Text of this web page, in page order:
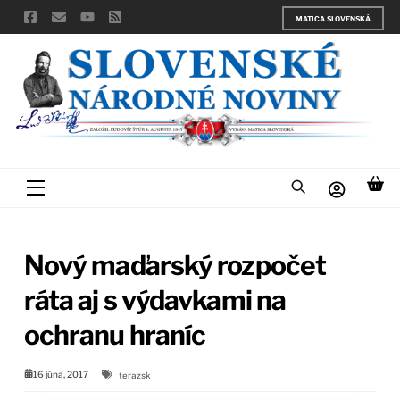
Skip
to
content
MATICA SLOVENSKÁ
Menu
Nový maďarský rozpočet
ráta aj s výdavkami na
ochranu hraníc
16 júna, 2017 terazsk